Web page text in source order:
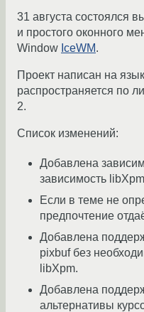
31 августа состоялся
и простого оконного
Window IceWM.
Проект написан на
распространяется по
2.
Список изменений:
Добавлена
зависимость
Если в теме не
предпочтение
Добавлена
pixbuf без
libXpm.
Добавлена
альтернативы